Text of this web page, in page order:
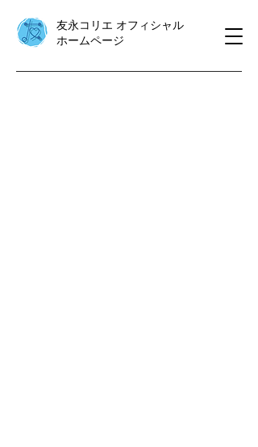
​友永コリエ オフィシャル
ホームページ